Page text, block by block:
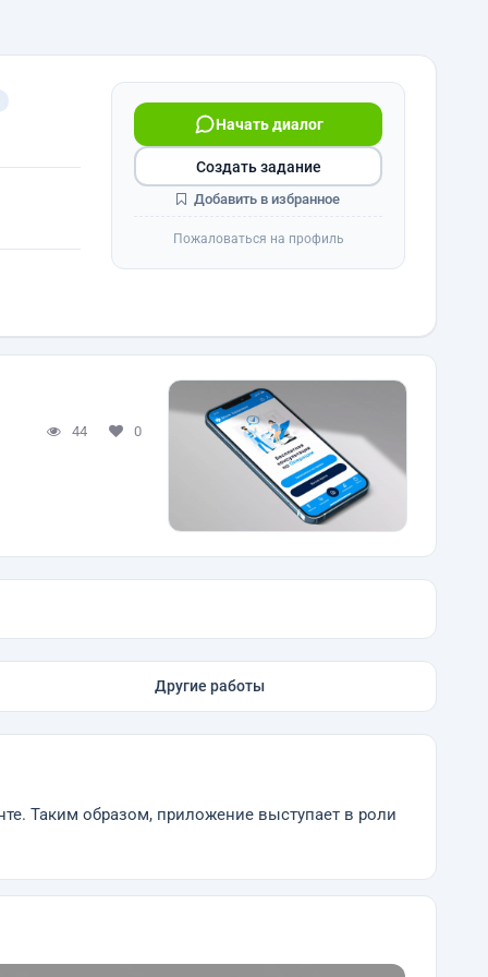
Начать диалог
Создать задание
Добавить в избранное
Пожаловаться на профиль
44 0
Другие работы
Таким образом, приложение выступает в роли